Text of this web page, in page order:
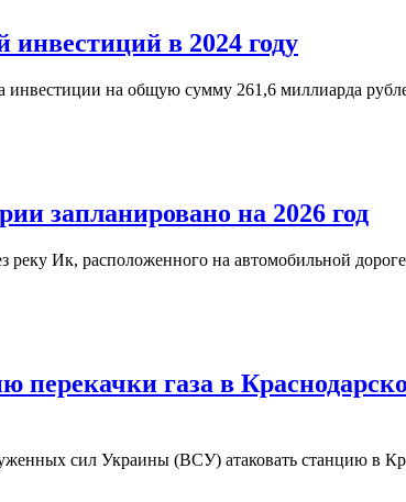
инвестиций в 2024 году
на общую сумму 261,6 миллиарда
запланировано на 2026 год
реку Ик, расположенного на автомобильной
газа в
сил Украины (ВСУ) атаковать станцию в